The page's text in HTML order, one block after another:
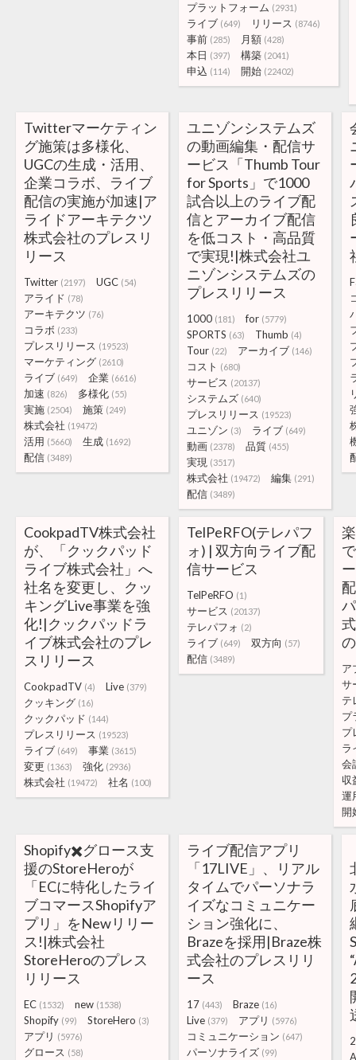
プラットフォーム (2931)
ライブ (649) リリース (8746)
事前 (285) 月額 (428)
本日 (397) 構築 (2041)
申込 (114) 開始 (22402)
Twitterマーケティン
グ施策は多様化、
UGCの生成・活用、
企業コラボ、ライブ
配信の実施が加速|ア
ライドアーキテクツ
株式会社のプレスリ
リース
Twitter (2197) UGC (54)
アライド (78)
アーキテクツ (76)
コラボ (233)
プレスリリース (19523)
マーケティング (2610)
ライブ (649) 企業 (6616)
加速 (826) 多様化 (55)
実施 (2504) 施策 (249)
株式会社 (19472)
活用 (5660) 生成 (1692)
配信 (3489)
ユニゾンシステムズ
の動画編集・配信サ
ービス「Thumb Tour
for Sports」で1000
試合以上のライブ配
信とアーカイブ配信
を低コスト・高品質
で実現!|株式会社ユ
ニゾンシステムズの
プレスリリース
1000 (181) for (5779)
SPORTS (63) Thumb (4)
Tour (22) アーカイブ (146)
コスト (680)
サービス (20137)
システムズ (640)
プレスリリース (19523)
ユニゾン (3) ライブ (649)
動画 (2378) 品質 (455)
実現 (3517)
株式会社 (19472) 編集 (291)
配信 (3489)
CookpadTV株式会社
が、「クックパッド
ライブ株式会社」へ
社名を変更し、クッ
キングLive事業を強
化!|クックパッドラ
イブ株式会社のプレ
スリリース
CookpadTV (4) Live (379)
クッキング (16)
クックパッド (144)
プレスリリース (19523)
ライブ (649) 事業 (3615)
変更 (1363) 強化 (2936)
株式会社 (19472) 社名 (100)
TelPeRFO(テレパフ
ォ) | 双方向ライブ配
信サービス
TelPeRFO (1)
サービス (20137)
テレパフォ (2)
ライブ (649) 双方向 (57)
配信 (3489)
ア
サ
テ
プ
プ
ラ
会
収
運
開
Shopify✖️グロース支
援のStoreHeroが
「ECに特化したライ
ブコマースShopifyア
プリ」をNewリリー
ス!|株式会社
StoreHeroのプレス
リリース
EC (1532) new (1538)
Shopify (99) StoreHero (3)
アプリ (5976)
グロース (58)
ライブ配信アプリ
「17LIVE」、リアル
タイムでパーソナラ
イズなコミュニケー
ション強化に、
Brazeを採用|Braze株
式会社のプレスリリ
ース
17 (443) Braze (16)
Live (379) アプリ (5976)
コミュニケーション (647)
パーソナライズ (99)